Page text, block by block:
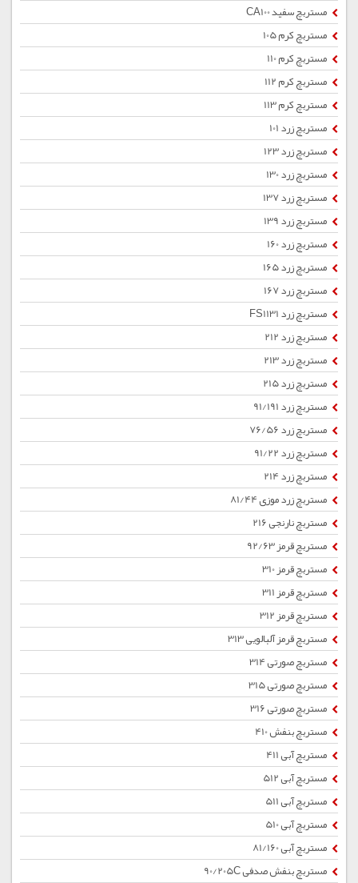
مستربچ سفید CA100
مستربچ کرم 105
مستربچ کرم 110
مستربچ کرم 112
مستربچ کرم 113
مستربچ زرد 101
مستربچ زرد 123
مستربچ زرد 130
مستربچ زرد 137
مستربچ زرد 139
مستربچ زرد 160
مستربچ زرد 165
مستربچ زرد 167
مستربچ زرد FS1131
مستربچ زرد 212
مستربچ زرد 213
مستربچ زرد 215
مستربچ زرد 91/191
مستربچ زرد 76/56
مستربچ زرد 91/22
مستربچ زرد 214
مستربچ زرد موزی 81/44
مستربچ نارنجی 216
مستربچ قرمز 92/63
مستربچ قرمز 310
مستربچ قرمز 311
مستربچ قرمز 312
مستربچ قرمز آلبالویی 313
مستربچ صورتی 314
مستربچ صورتی 315
مستربچ صورتی 316
مستربچ بنفش 410
مستربچ آبی 411
مستربچ آبی 512
مستربچ آبی 511
مستربچ آبی 510
مستربچ آبی 81/160
مستربچ بنفش صدفی 90/205C